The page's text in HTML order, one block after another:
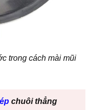
trong cách mài mũi
chuôi thẳng